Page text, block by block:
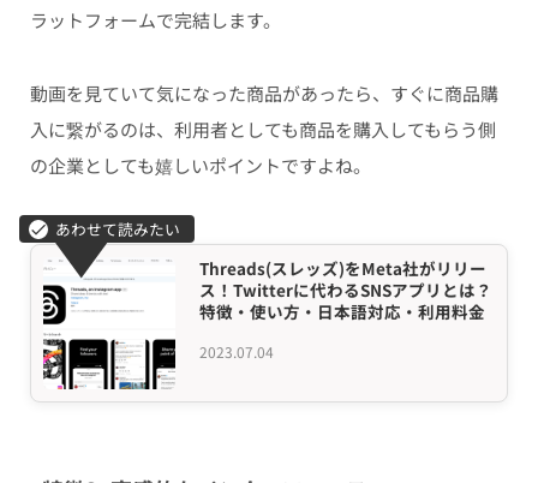
ラットフォームで完結します。
動画を見ていて気になった商品があったら、すぐに商品購
入に繋がるのは、利用者としても商品を購入してもらう側
の企業としても嬉しいポイントですよね。
2023.07.04
Threads(スレッズ)をMeta社がリリー
ス！Twitterに代わるSNSアプリとは？
特徴・使い方・日本語対応・利用料金